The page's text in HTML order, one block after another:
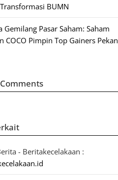
BUMN
Gemilang Pasar Saham: Saham
COCO Pimpin Top Gainers Pekan
- Beritakecelakaan :